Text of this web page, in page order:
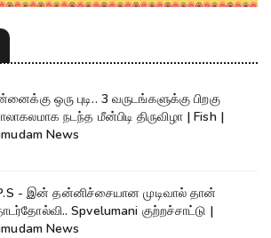
ஒரு புடி.. 3 வருடங்களுக்கு பிறகு
நடந்த மீன்பிடி திருவிழா | Fish |
News
- இன் தன்னிச்சையான முடிவால் தான்
Spvelumani குற்றச்சாட்டு |
News